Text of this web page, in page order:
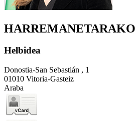
Helbidea
Donostia-San Sebastián , 1
01010 Vitoria-Gasteiz
Araba